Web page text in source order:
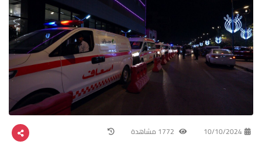
10/10/2024